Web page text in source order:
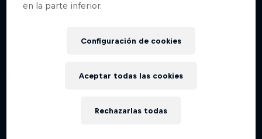
en la parte inferior.
Configuración de cookies
Rechazarlas todas
Aceptar todas las cookies